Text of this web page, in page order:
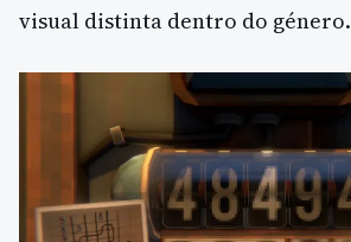
visual distinta dentro do género.